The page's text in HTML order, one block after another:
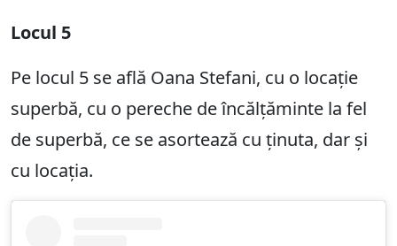
Locul 5
Pe locul 5 se află Oana Stefani, cu o locație
superbă, cu o pereche de încălțăminte la fel
de superbă, ce se asortează cu ținuta, dar și
cu locația.